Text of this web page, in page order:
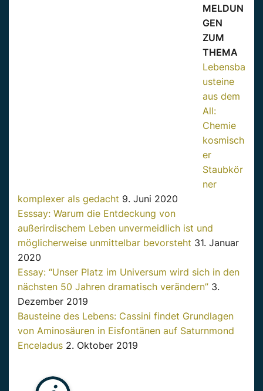
MELDUN
GEN
ZUM
THEMA
Lebensba
usteine
aus dem
All:
Chemie
kosmisch
er
Staubkör
ner
komplexer als gedacht 9. Juni 2020
Esssay: Warum die Entdeckung von
außerirdischem Leben unvermeidlich ist und
möglicherweise unmittelbar bevorsteht 31. Januar
2020
Essay: “Unser Platz im Universum wird sich in den
nächsten 50 Jahren dramatisch verändern” 3.
Dezember 2019
Bausteine des Lebens: Cassini findet Grundlagen
von Aminosäuren in Eisfontänen auf Saturnmond
Enceladus 2. Oktober 2019